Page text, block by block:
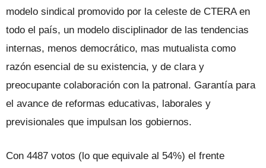
modelo sindical promovido por la celeste de CTERA en
todo el país, un modelo disciplinador de las tendencias
internas, menos democrático, mas mutualista como
razón esencial de su existencia, y de clara y
preocupante colaboración con la patronal. Garantía para
el avance de reformas educativas, laborales y
previsionales que impulsan los gobiernos.
Con 4487 votos (lo que equivale al 54%) el frente